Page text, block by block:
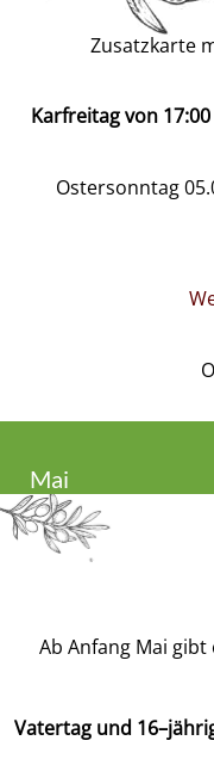
Zusatzkarte
Karfreitag von
Ostersonntag
Mai
Ab Anfang Mai
Vatertag und